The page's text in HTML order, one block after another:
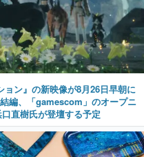
ン』の新映像が8月26日早朝に
編、「gamescom」のオープニ
直樹氏が登壇する予定